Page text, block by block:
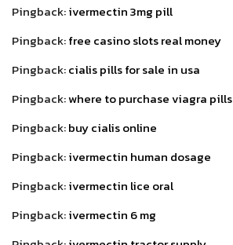
Pingback:ivermectin 3mg pill
Pingback:free casino slots real money
Pingback:cialis pills for sale in usa
Pingback:where to purchase viagra pills
Pingback:buy cialis online
Pingback:ivermectin human dosage
Pingback:ivermectin lice oral
Pingback:ivermectin 6 mg